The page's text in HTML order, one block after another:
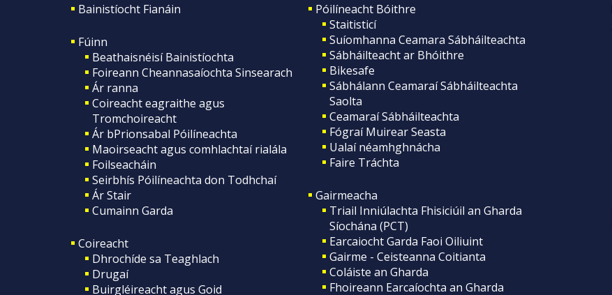
Bainistíocht Fianáin
Fúinn
Beathaisnéisí Bainistíochta
Foireann Cheannasaíochta Sinsearach
Ár ranna
Coireacht eagraithe agus
Tromchoireacht
Ár bPrionsabal Póilíneachta
Maoirseacht agus comhlachtaí rialála
Foilseacháin
Seirbhís Póilíneachta don Todhchaí
Ár Stair
Cumainn Garda
Coireacht
Dhrochíde sa Teaghlach
Drugaí
Buirgléireacht agus Goid
Póilíneacht Bóithre
Staitisticí
Suíomhanna Ceamara Sábháilteachta
Sábháilteacht ar Bhóithre
Bikesafe
Sábhálann Ceamaraí Sábháilteachta
Saolta
Ceamaraí Sábháilteachta
Fógraí Muirear Seasta
Ualaí néamhghnácha
Faire Tráchta
Gairmeacha
Triail Inniúlachta Fhisiciúil an Gharda
Síochána (PCT)
Earcaiocht Garda Faoi Oiliuint
Gairme - Ceisteanna Coitianta
Coláiste an Gharda
Fhoireann Earcaíochta an Gharda